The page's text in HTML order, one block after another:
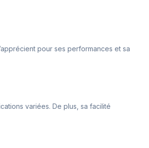
pour ses performances et sa
variées. De plus, sa facilité